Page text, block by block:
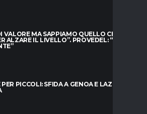
VALORE MA SAPPIAMO QUELLO CHE
ALZARE IL LIVELLO”. PROVEDEL: “MESE
PICCOLI: SFIDA A GENOA E LAZIO,